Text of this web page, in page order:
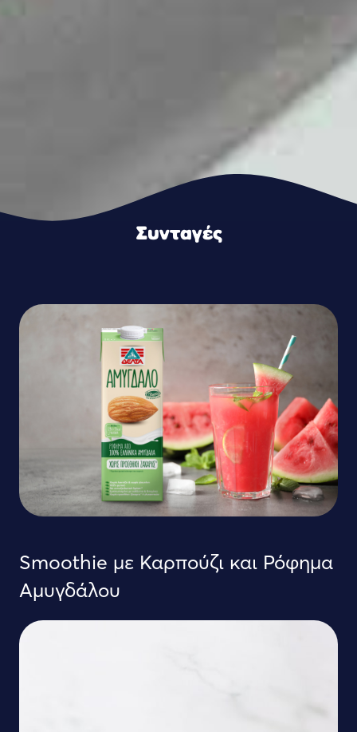
Συνταγές
Smoothie με Καρπούζι και Ρόφημα
Αμυγδάλου